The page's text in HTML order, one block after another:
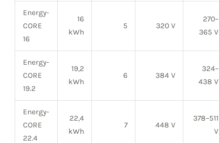
Energy-
CORE
16
16
kWh
5 320 V
270–
365 V
Energy-
CORE
19.2
19,2
kWh
6 384 V
324–
438 V
Energy-
CORE
22.4
22,4
kWh
7 448 V
378–511
V